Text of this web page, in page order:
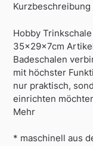
Kurzbeschreibung
Hobby
35x29x7cm
Badeschalen
mit höchster
nur praktisch,
einrichten
Mehr
* maschinell aus